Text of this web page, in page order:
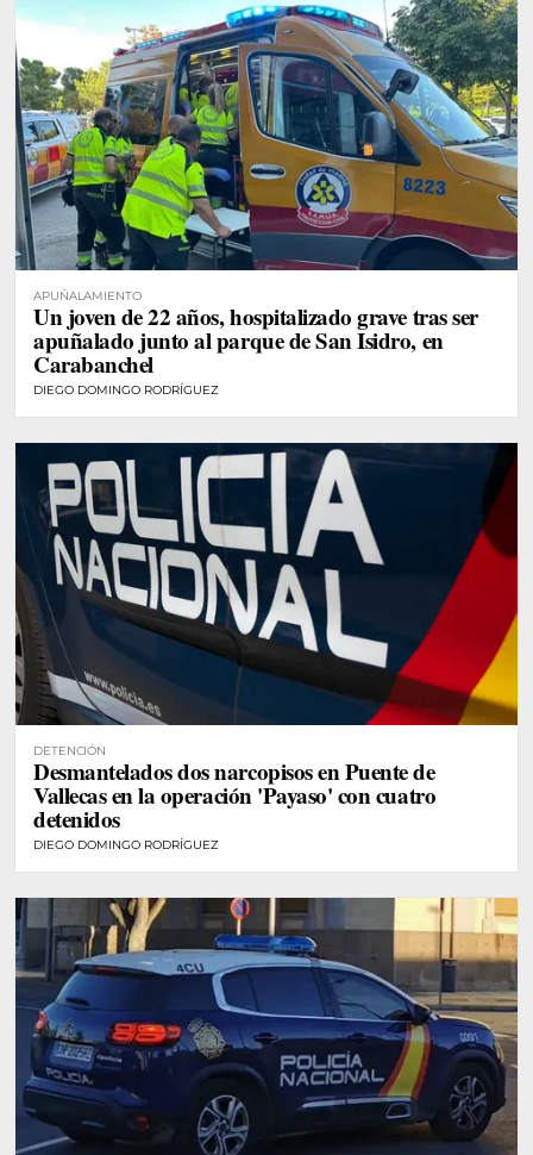
APUÑALAMIENTO
Un joven de 22 años, hospitalizado grave tras ser
apuñalado junto al parque de San Isidro, en
Carabanchel
DIEGO DOMINGO RODRÍGUEZ
DETENCIÓN
Desmantelados dos narcopisos en Puente de
Vallecas en la operación 'Payaso' con cuatro
detenidos
DIEGO DOMINGO RODRÍGUEZ